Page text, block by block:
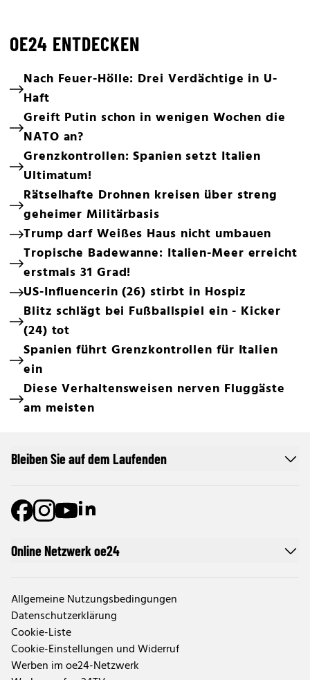
OE24 ENTDECKEN
Nach Feuer-Hölle: Drei Verdächtige in U-
Haft
Greift Putin schon in wenigen Wochen die
NATO an?
Grenzkontrollen: Spanien setzt Italien
Ultimatum!
Rätselhafte Drohnen kreisen über streng
geheimer Militärbasis
Trump darf Weißes Haus nicht umbauen
Tropische Badewanne: Italien-Meer erreicht
erstmals 31 Grad!
US-Influencerin (26) stirbt in Hospiz
Blitz schlägt bei Fußballspiel ein - Kicker
(24) tot
Spanien führt Grenzkontrollen für Italien
ein
Diese Verhaltensweisen nerven Fluggäste
am meisten
Online Netzwerk oe24
Allgemeine Nutzungsbedingungen
Datenschutzerklärung
Cookie-Liste
Cookie-Einstellungen und Widerruf
Werben im oe24-Netzwerk
Bleiben Sie auf dem Laufenden